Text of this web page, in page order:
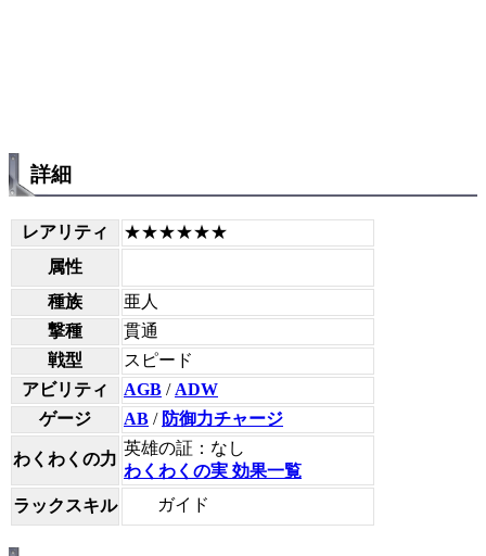
詳細
レアリティ
★★★★★★
属性
種族
亜人
撃種
貫通
戦型
スピード
アビリティ
AGB / ADW
ゲージ
AB / 防御力チャージ
わくわくの力
英雄の証：なし
わくわくの実 効果一覧
ラックスキル
ガイド